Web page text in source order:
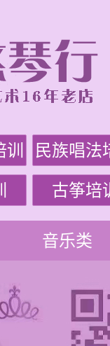
民族唱法
古筝培
音乐类